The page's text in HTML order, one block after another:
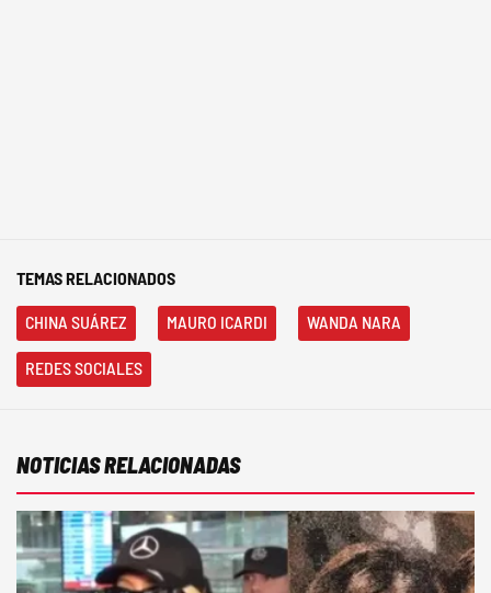
TEMAS RELACIONADOS
CHINA SUÁREZ MAURO ICARDI WANDA NARA
REDES SOCIALES
NOTICIAS RELACIONADAS